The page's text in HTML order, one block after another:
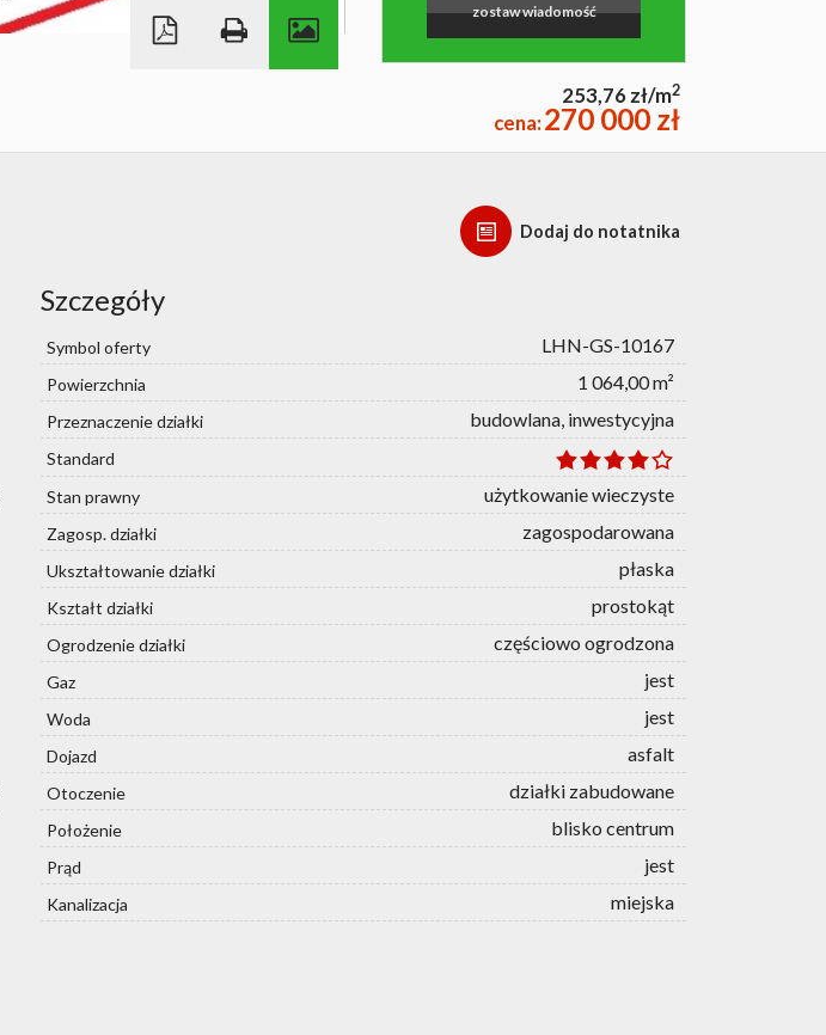
zostaw wiadomość
253,76 zł/m2
cena:270 000 zł
Dodaj do notatnika
Szczegóły
Symbol oferty LHN-GS-10167
Powierzchnia 1 064,00 m²
Przeznaczenie działki budowlana, inwestycyjna
Standard
Stan prawny
użytkowanie wieczyste
Zagosp. działki zagospodarowana
Ukształtowanie działki płaska
Kształt działki prostokąt
Ogrodzenie działki częściowo ogrodzona
Gaz jest
Woda jest
Dojazd asfalt
Otoczenie działki zabudowane
Położenie blisko centrum
Prąd jest
Kanalizacja miejska